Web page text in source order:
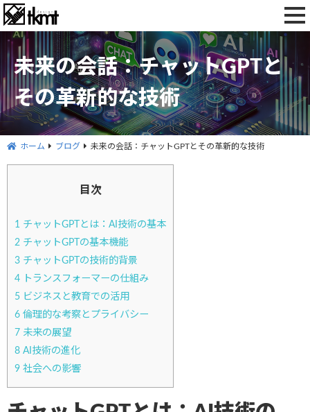
未来の会話：チャットGPTと
その革新的な技術
ホーム ブログ 未来の会話：チャットGPTとその革新的な技術
目次
1 チャットGPTとは：AI技術の基本
2 チャットGPTの基本機能
3 チャットGPTの技術的背景
4 トランスフォーマーの仕組み
5 ビジネスと教育での活用
6 倫理的な考察とプライバシー
7 未来の展望
8 AI技術の進化
9 社会への影響